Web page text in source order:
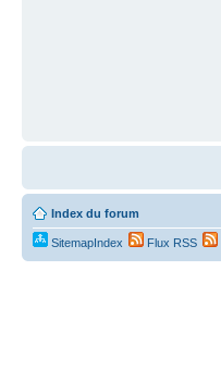
Index du forum
SitemapIndex Flux RSS